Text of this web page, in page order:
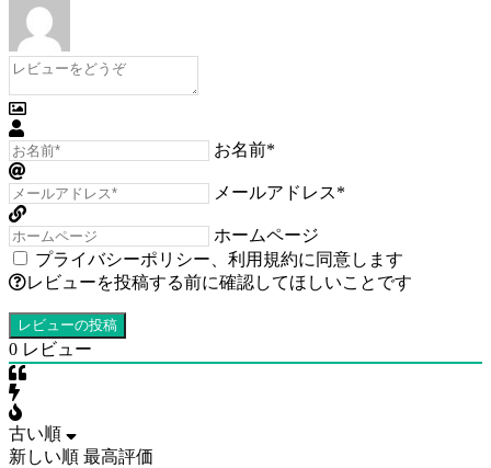
お名前*
メールアドレス*
ホームページ
プライバシーポリシー
利用規約に同意します
レビューを投稿する前に確認してほしいことです
0 レビュー
古い順
新しい順 最高評価